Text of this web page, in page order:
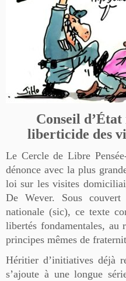
Conseil
liberticide des
Le Cercle de Libre
dénonce avec la plus
loi sur les visites
De Wever. Sous couvert
nationale (sic), ce texte
libertés fondamentales,
principes mêmes de
Héritier d’initiatives déjà
s’ajoute à une longue